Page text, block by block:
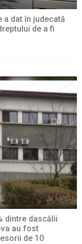
a dat în judecată
de a fi
dintre dascălii
au fost
de 10